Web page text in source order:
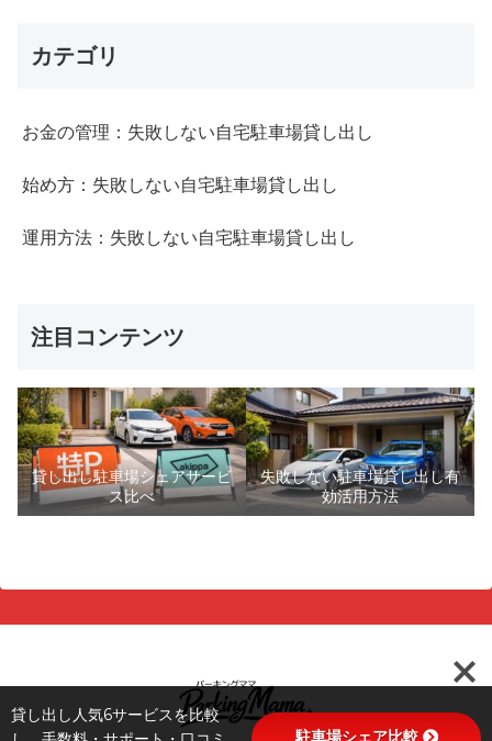
カテゴリ
お金の管理：失敗しない自宅駐車場貸し出し
始め方：失敗しない自宅駐車場貸し出し
運用方法：失敗しない自宅駐車場貸し出し
注目コンテンツ
貸し出し駐車場シェアサービ
ス比べ
失敗しない駐車場貸し出し有
効活用方法
貸し出し人気6サービスを比較
駐車場シェア比較